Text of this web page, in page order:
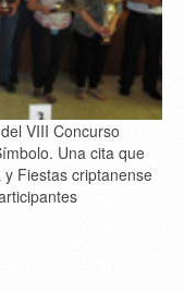
VIII Concurso
Una cita que
Fiestas criptanense